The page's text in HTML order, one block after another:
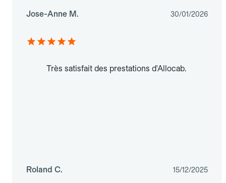
Jose-Anne M. 30/01/2026
Très satisfait des prestations d'Allocab.
Roland C. 15/12/2025